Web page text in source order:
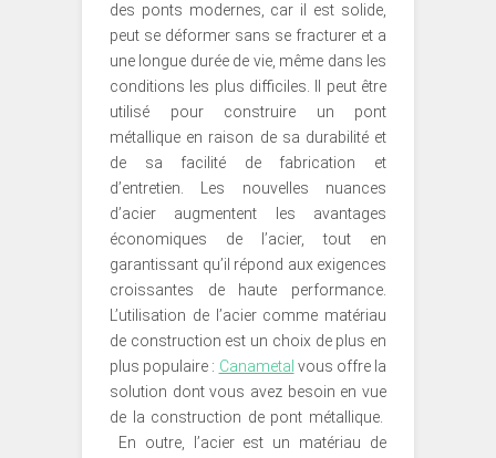
des ponts modernes, car il est solide,
peut se déformer sans se fracturer et a
une longue durée de vie, même dans les
conditions les plus difficiles. Il peut être
utilisé pour construire un pont
métallique en raison de sa durabilité et
de sa facilité de fabrication et
d’entretien. Les nouvelles nuances
d’acier augmentent les avantages
économiques de l’acier, tout en
garantissant qu’il répond aux exigences
croissantes de haute performance.
L’utilisation de l’acier comme matériau
de construction est un choix de plus en
plus populaire : Canametal vous offre la
solution dont vous avez besoin en vue
de la construction de pont métallique.
En outre, l’acier est un matériau de